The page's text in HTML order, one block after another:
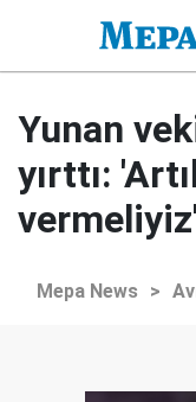
Yunan
yırttı:
vermeliyiz'
Mepa News >